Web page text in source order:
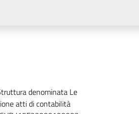
denominata Le
atti di contabilità